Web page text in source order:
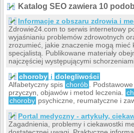
Katalog SEO zawiera 10
Informacje z obszaru zdrowia i
Zdrowie24.com to serwis internetowy
wyjaśnianiu problemów zdrowotnych
zrozumieć, jakie znaczenie mogą
specjalistą. Publikowane materiały
najczęściej występującymi
choroby i dolegliwości
Alfabetyczny spis chorób .
przyczyn, objawów i metod leczenia.
choroby psychiczne, reumatyczne i
Portal medyczny - artykuły,
Zagadnienia, problemy i ciekawostki